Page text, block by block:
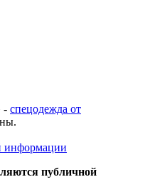
- спецодежда от
информации
публичной